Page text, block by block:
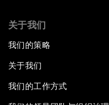
关于我们
我们的策略
关于我们
我们的工作方式